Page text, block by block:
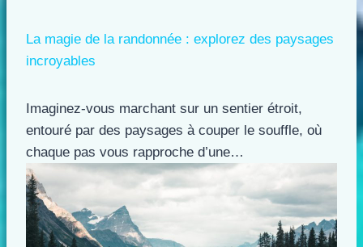
La magie de la randonnée : explorez des paysages
incroyables
Imaginez-vous marchant sur un sentier étroit,
entouré par des paysages à couper le souffle, où
chaque pas vous rapproche d’une…